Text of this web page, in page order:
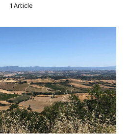
1 Article